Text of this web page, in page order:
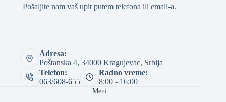
Pošaljite nam vaš upit putem telefona ili email-a.
Adresa:
Poštanska 4, 34000 Kragujevac, Srbija
Telefon:
063/608-655
Radno vreme:
8:00 - 16:00
Meni